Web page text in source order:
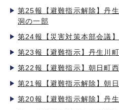
第25報【避難指示解除】丹
洞の一部
第24報【災害対策本部会議】
第23報【避難指示】丹生川
第22報【避難指示】朝日町
第21報【避難指示解除】朝
第20報【避難指示解除】丹